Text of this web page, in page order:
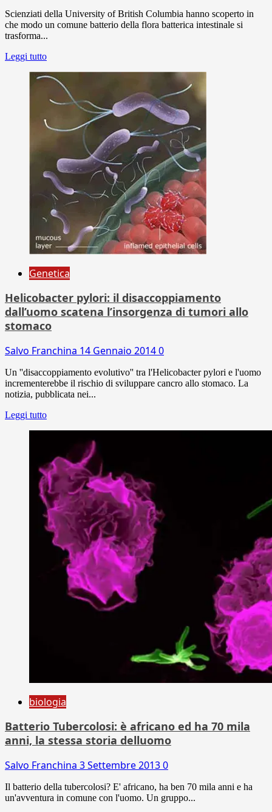
Scienziati della University of British Columbia hanno scoperto in
che modo un comune batterio della flora batterica intestinale si
trasforma...
Leggi tutto
Genetica
Helicobacter pylori: il disaccoppiamento
dall’uomo scatena l’insorgenza di tumori allo
stomaco
Salvo Franchina 14 Gennaio 20140
Un ''disaccoppiamento evolutivo'' tra l'Helicobacter pylori e l'uomo
incrementerebbe il rischio di sviluppare cancro allo stomaco. La
notizia, pubblicata nei...
Leggi tutto
biologia
Batterio Tubercolosi: è africano ed ha 70 mila
anni, la stessa storia delluomo
Salvo Franchina 3 Settembre 20130
Il batterio della tubercolosi? E' africano, ha ben 70 mila anni e ha
un'avventura in comune con l'uomo. Un gruppo...